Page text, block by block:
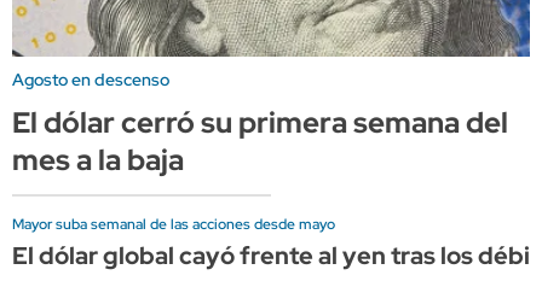
Agosto en descenso
El dólar cerró su primera semana del
mes a la baja
Mayor suba semanal de las acciones desde mayo
El dólar global cayó frente al yen tras los